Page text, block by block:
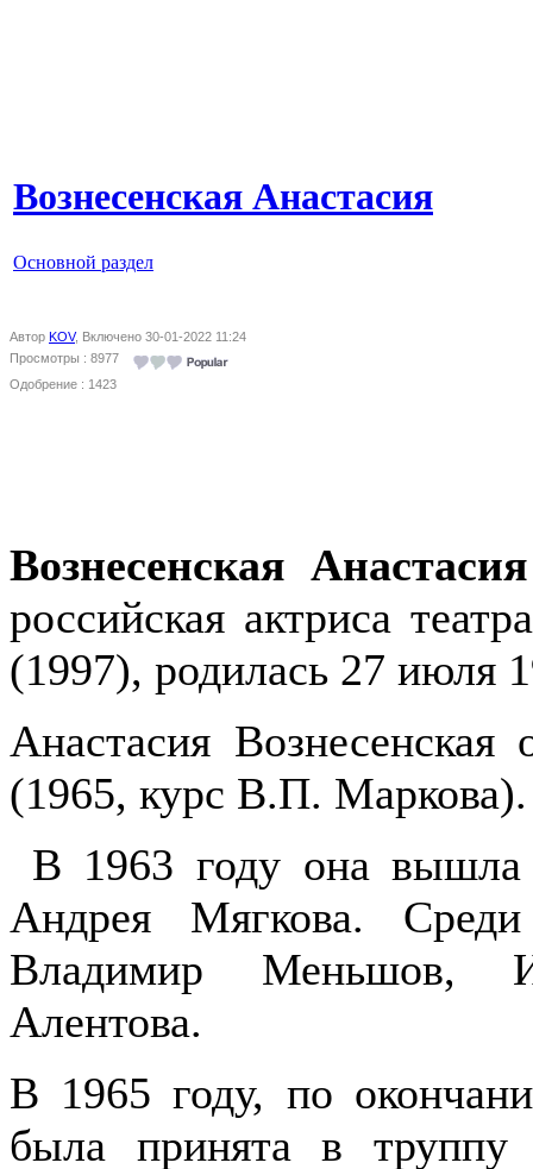
Вознесенская Анастасия
Основной раздел
Автор KOV, Включено 30-01-2022 11:24
Просмотры : 8977
Одобрение : 1423
Вознесенская
российская актриса
(1997), родилась 27 июля
Анастасия
(1965, курс В.П. Маркова).
В 1963 году она вышла
Андрея Мягкова.
Владимир Меньшов,
Алентова.
В 1965 году, по
была принята в труппу